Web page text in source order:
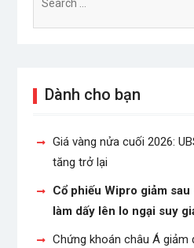
for:
Dành cho bạn
Giá vàng nửa cuối 2026:
tăng trở lại
Cổ phiếu Wipro giảm
làm dấy lên lo ngại suy
Chứng khoán châu Á giảm